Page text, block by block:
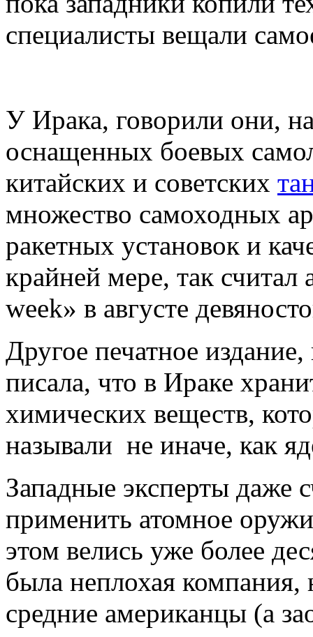
специалисты вещали
У Ирака, говорили они,
оснащенных боевых
китайских и советских
множество самоходных
ракетных установок и
крайней мере, так
week» в августе
Другое печатное
писала, что в Ираке
химических веществ,
называли не иначе, как
Западные эксперты даже
применить атомное
этом велись уже более
была неплохая компания,
средние американцы (а